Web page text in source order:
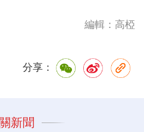
編輯：高椏
分享：
新聞